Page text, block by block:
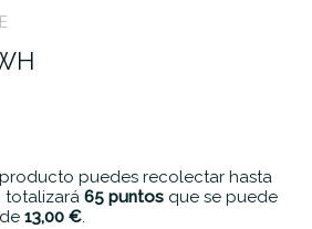
puedes recolectar hasta
totalizará 65 puntos que se puede
13,00 €.